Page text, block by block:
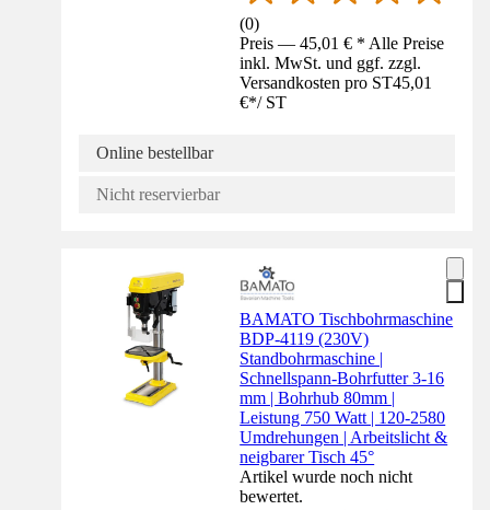
(0)
Preis — 45,01 € * Alle Preise
inkl. MwSt. und ggf. zzgl.
Versandkosten pro ST45,01
€*/ ST
Online bestellbar
Nicht reservierbar
BAMATO Tischbohrmaschine
BDP-4119 (230V)
Standbohrmaschine |
Schnellspann-Bohrfutter 3-16
mm | Bohrhub 80mm |
Leistung 750 Watt | 120-2580
Umdrehungen | Arbeitslicht &
neigbarer Tisch 45°
Artikel wurde noch nicht
bewertet.